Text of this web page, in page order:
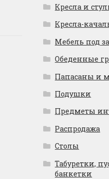
Кресла и
Кресла-
Мебель под
Обеденные
Папасаны и
Подушки
Предметы
Распродажа
Столы
Табуретки,
банкетки